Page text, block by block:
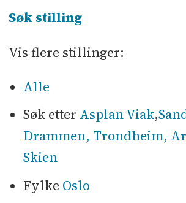
Søk stilling
Vis flere stillinger:
Alle
Søk etter Asplan Viak,
Drammen, Trondheim,
Skien
Fylke Oslo